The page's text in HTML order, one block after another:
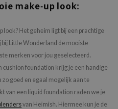
make-up look:
look? Het geheim ligt bij een prachtige
Little Wonderland de mooiste
merken voor jou geselecteerd.
foundation krijg je een handige
goed en egaal mogelijk aan te
van een liquid foundation raden we je
van Heimish. Hiermee kun je de